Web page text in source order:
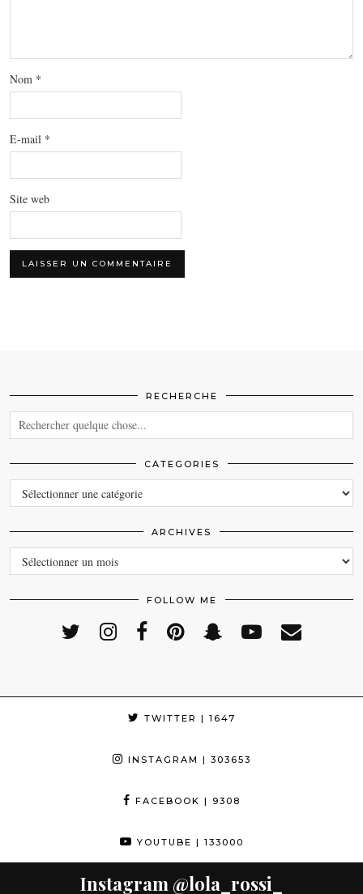
Nom *
E-mail *
Site web
RECHERCHE
CATEGORIES
CATEGORIES
ARCHIVES
ARCHIVES
FOLLOW ME
TWITTER | 1647
INSTAGRAM | 303653
FACEBOOK | 9308
YOUTUBE | 133000
Instagram @lola_rossi_